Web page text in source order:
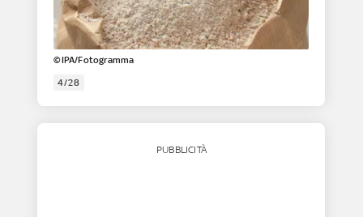
©IPA/Fotogramma
4/28
PUBBLICITÀ